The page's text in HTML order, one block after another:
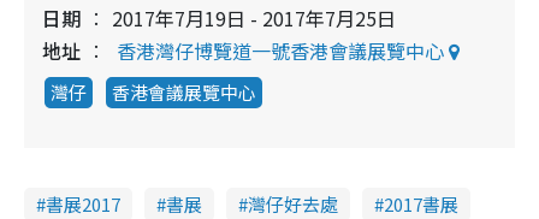
日期
2017年7月19日 - 2017年7月25日
地址
香港灣仔博覽道一號香港會議展覽中心
灣仔 香港會議展覽中心
書展2017 書展 灣仔好去處
2017書展